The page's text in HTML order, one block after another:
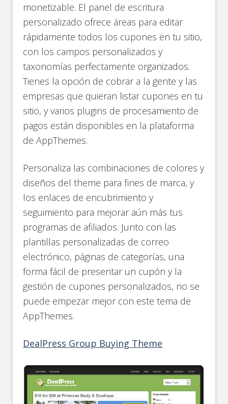
monetizable. El panel de escritura
personalizado ofrece áreas para editar
rápidamente todos los cupones en tu sitio,
con los campos personalizados y
taxonomías perfectamente organizados.
Tienes la opción de cobrar a la gente y las
empresas que quieran listar cupones en tu
sitio, y varios plugins de procesamiento de
pagos están disponibles en la plataforma
de AppThemes.
Personaliza las combinaciones de colores y
diseños del theme para fines de marca, y
los enlaces de encubrimiento y
seguimiento para mejorar aún más tus
programas de afiliados. Junto con las
plantillas personalizadas de correo
electrónico, páginas de categorías, una
forma fácil de presentar un cupón y la
gestión de cupones personalizados, no se
puede empezar mejor con este tema de
AppThemes.
DealPress Group Buying Theme